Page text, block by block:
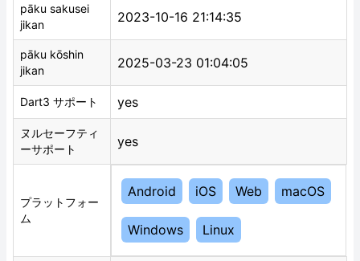
pāku sakusei
jikan
2023-10-16 21:14:35
pāku kōshin
jikan
2025-03-23 01:04:05
Dart3 サポート yes
ヌルセーフティ
ーサポート
yes
プラットフォー
ム
Android iOS Web macOS
Windows Linux